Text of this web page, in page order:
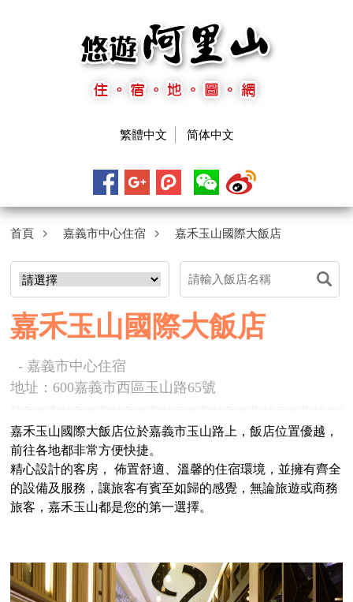
繁體中文 简体中文
首頁 嘉義市中心住宿 嘉禾玉山國際大飯店
嘉禾玉山國際大飯店
- 嘉義市中心住宿
地址：600嘉義市西區玉山路65號
嘉禾玉山國際大飯店位於嘉義市玉山路上，飯店位置優越，
前往各地都非常方便快捷。
精心設計的客房， 佈置舒適、溫馨的住宿環境，並擁有齊全
的設備及服務，讓旅客有賓至如歸的感覺，無論旅遊或商務
旅客，嘉禾玉山都是您的第一選擇。